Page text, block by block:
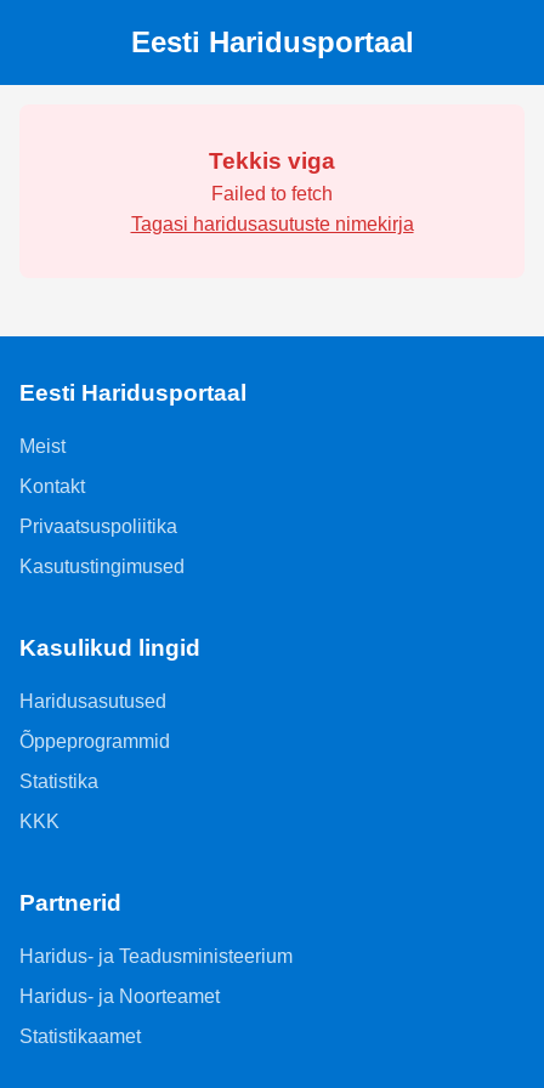
Eesti Haridusportaal
Tekkis viga
Failed to fetch
Tagasi haridusasutuste nimekirja
Eesti Haridusportaal
Meist
Kontakt
Privaatsuspoliitika
Kasutustingimused
Kasulikud lingid
Haridusasutused
Õppeprogrammid
Statistika
KKK
Partnerid
Haridus- ja Teadusministeerium
Haridus- ja Noorteamet
Statistikaamet